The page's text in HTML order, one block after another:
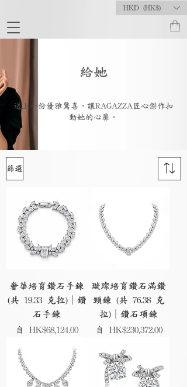
HKD (HK$)
給她
送上一份優雅驚喜，讓RAGAZZA匠心傑作扣
動她的心扉。
篩選
奢華培育鑽石手鍊
(共 19.33 克拉)｜鑽
石手鍊
自 HK$68,124.00
促銷價格
璇璨培育鑽石滿鑽
頸鍊 (共 76.38 克
拉)｜鑽石項鍊
自 HK$230,372.00
促銷價格